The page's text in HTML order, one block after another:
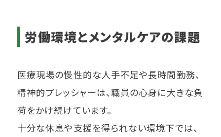
労働環境とメンタルケアの課題
医療現場の慢性的な人手不足や長時間勤務、
精神的プレッシャーは、職員の心身に大きな負
荷をかけ続けています。
十分な休息や支援を得られない環境下では、